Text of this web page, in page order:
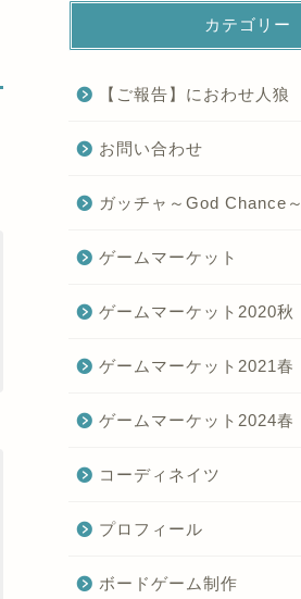
カテゴリー
【ご報告】におわせ人狼
お問い合わせ
ガッチャ～God Chance～
ゲームマーケット
ゲームマーケット2020秋
ゲームマーケット2021春
ゲームマーケット2024春
コーディネイツ
プロフィール
ボードゲーム制作